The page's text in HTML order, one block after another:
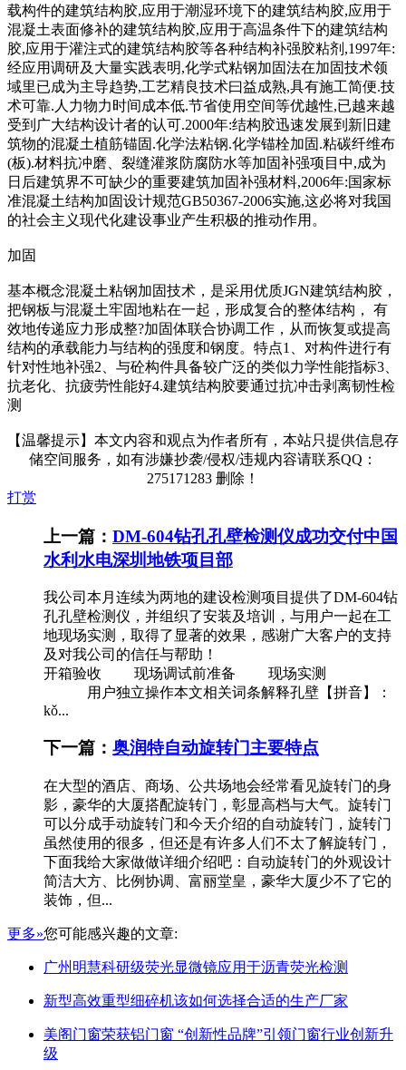
载构件的建筑结构胶,应用于潮湿环境下的建筑结构胶,应用于
混凝土表面修补的建筑结构胶,应用于高温条件下的建筑结构
胶,应用于灌注式的建筑结构胶等各种结构补强胶粘剂,1997年:
经应用调研及大量实践表明,化学式粘钢加固法在加固技术领
域里已成为主导趋势,工艺精良技术曰益成熟,具有施工简便.技
术可靠.人力物力时间成本低.节省使用空间等优越性,已越来越
受到广大结构设计者的认可.2000年:结构胶迅速发展到新旧建
筑物的混凝土植筋锚固.化学法粘钢.化学锚栓加固.粘碳纤维布
(板).材料抗冲磨、裂缝灌浆防腐防水等加固补强项目中,成为
日后建筑界不可缺少的重要建筑加固补强材料,2006年:国家标
准混凝土结构加固设计规范GB50367-2006实施,这必将对我国
的社会主义现代化建设事业产生积极的推动作用。
加固
基本概念混凝土粘钢加固技术，是采用优质JGN建筑结构胶，
把钢板与混凝土牢固地粘在一起，形成复合的整体结构， 有
效地传递应力形成整?加固体联合协调工作，从而恢复或提高
结构的承载能力与结构的强度和钢度。特点1、对构件进行有
针对性地补强2、与砼构件具备较广泛的类似力学性能指标3、
抗老化、抗疲劳性能好4.建筑结构胶要通过抗冲击剥离韧性检
测
【温馨提示】本文内容和观点为作者所有，本站只提供信息存
储空间服务，如有涉嫌抄袭/侵权/违规内容请联系QQ：
275171283 删除！
打赏
上一篇： DM-604钻孔孔壁检测仪成功交付中国
水利水电深圳地铁项目部
我公司本月连续为两地的建设检测项目提供了DM-604钻
孔孔壁检测仪，并组织了安装及培训，与用户一起在工
地现场实测，取得了显著的效果，感谢广大客户的支持
及对我公司的信任与帮助！
开箱验收 现场调试前准备 现场实测
用户独立操作本文相关词条解释孔壁【拼音】：
kǒ...
下一篇： 奥润特自动旋转门主要特点
在大型的酒店、商场、公共场地会经常看见旋转门的身
影，豪华的大厦搭配旋转门，彰显高档与大气。旋转门
可以分成手动旋转门和今天介绍的自动旋转门，旋转门
虽然使用的很多，但还是有许多人们不太了解旋转门，
下面我给大家做做详细介绍吧：自动旋转门的外观设计
简洁大方、比例协调、富丽堂皇，豪华大厦少不了它的
装饰，但...
更多»您可能感兴趣的文章:
广州明慧科研级荧光显微镜应用于沥青荧光检测
新型高效重型细碎机该如何选择合适的生产厂家
美阁门窗荣获铝门窗 “创新性品牌”引领门窗行业创新升
级